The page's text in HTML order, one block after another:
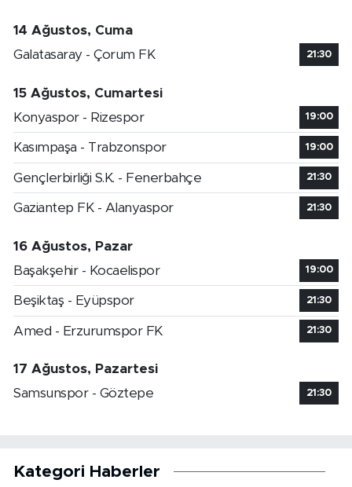
14 Ağustos, Cuma
Galatasaray - Çorum FK
21:30
15 Ağustos, Cumartesi
Konyaspor - Rizespor
19:00
Kasımpaşa - Trabzonspor 19:00
Gençlerbirliği S.K. - Fenerbahçe 21:30
Gaziantep FK - Alanyaspor 21:30
16 Ağustos, Pazar
Başakşehir - Kocaelispor
19:00
Beşiktaş - Eyüpspor 21:30
Amed - Erzurumspor FK 21:30
17 Ağustos, Pazartesi
Samsunspor - Göztepe
21:30
Kategori Haberler